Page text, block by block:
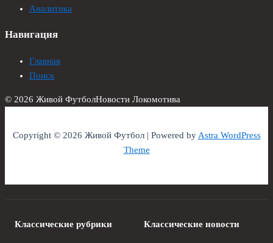
Аналитика
Навигация
Главная
Поиск
© 2026 Живой ФутболНовости Локомотива
Copyright © 2026 Живой Футбол | Powered byAstra WordPress
Theme
Классические рубрики Классические новости